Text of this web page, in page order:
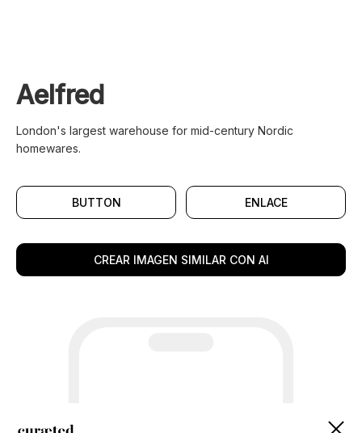
Aelfred
London's largest warehouse for mid-century Nordic
homewares.
BUTTON ENLACE
CREAR IMAGEN SIMILAR CON AI